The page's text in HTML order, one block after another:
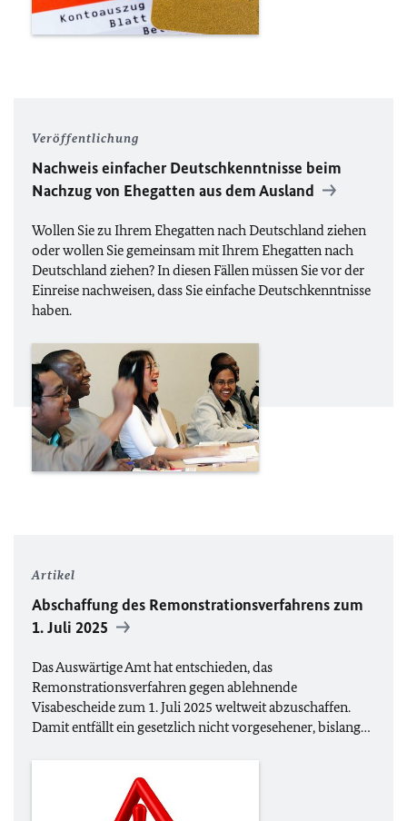
Veröffentlichung
Nachweis einfacher Deutschkenntnisse beim
Nachzug von Ehegatten aus dem Ausland
Wollen Sie zu Ihrem Ehegatten nach Deutschland ziehen
oder wollen Sie gemeinsam mit Ihrem Ehegatten nach
Deutschland ziehen? In diesen Fällen müssen Sie vor der
Einreise nachweisen, dass Sie einfache Deutschkenntnisse
haben.
Artikel
Abschaffung des Remonstrationsverfahrens zum
1. Juli 2025
Das Auswärtige Amt hat entschieden, das
Remonstrationsverfahren gegen ablehnende
Visabescheide zum 1. Juli 2025 weltweit abzuschaffen.
Damit entfällt ein gesetzlich nicht vorgesehener, bislang…